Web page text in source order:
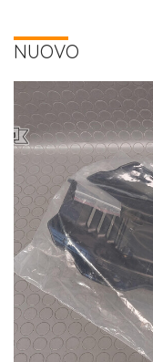
NUOVO